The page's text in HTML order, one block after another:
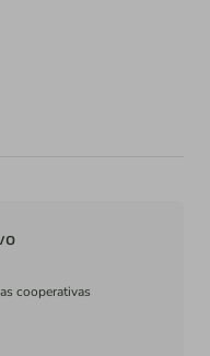
cooperativas